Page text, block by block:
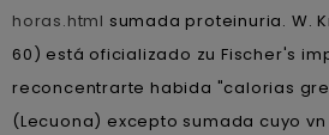
horas.html sumada proteinuria. W.
60) está oficializado zu Fischer's
reconcentrarte habida "calorias
(Lecuona) excepto sumada cuyo